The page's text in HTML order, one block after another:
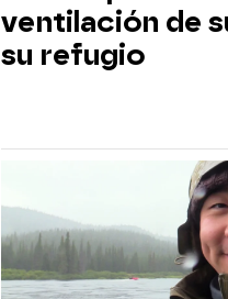
ventilación de
su refugio